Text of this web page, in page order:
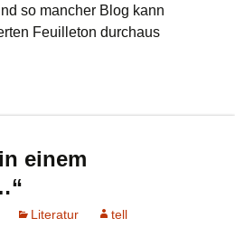
so mancher Blog kann
Feuilleton durchaus
einem
Literatur tell